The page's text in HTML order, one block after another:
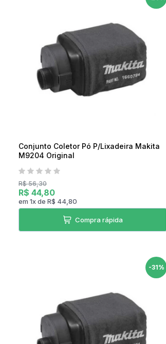
Conjunto Coletor Pó P/Lixadeira Makita
M9204 Original
R$ 56,30
R$ 44,80
em 1xde R$ 44,80
Compra rápida
-31%